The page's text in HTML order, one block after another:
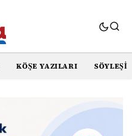
KÖŞE YAZILARI SÖYLEŞI